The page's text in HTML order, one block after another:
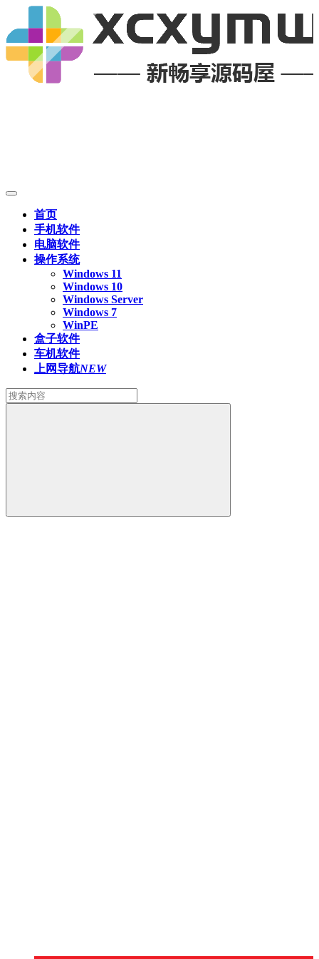
首页
手机软件
电脑软件
操作系统
Windows 11
Windows 10
Windows Server
Windows 7
WinPE
盒子软件
车机软件
上网导航NEW